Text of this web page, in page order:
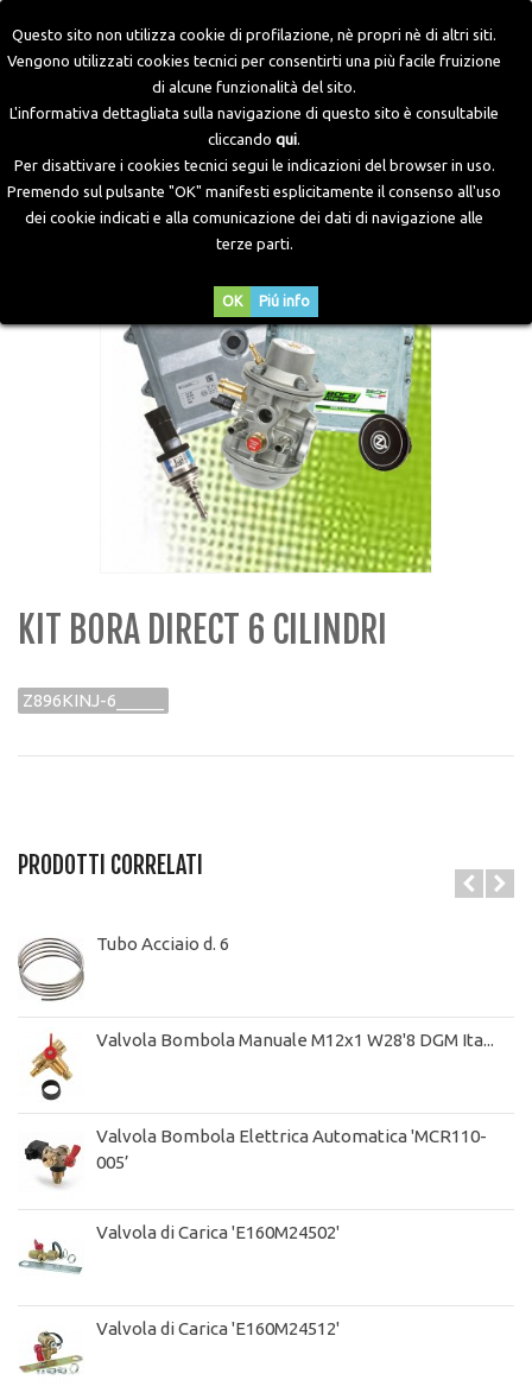
Questo sito non utilizza cookie di profilazione, nè propri nè di altri siti.
Vengono utilizzati cookies tecnici per consentirti una più facile fruizione
di alcune funzionalità del sito.
L'informativa dettagliata sulla navigazione di questo sito è consultabile
cliccando qui.
Per disattivare i cookies tecnici segui le indicazioni del browser in uso.
Premendo sul pulsante "OK" manifesti esplicitamente il consenso all'uso
dei cookie indicati e alla comunicazione dei dati di navigazione alle
terze parti.
OK Piú info
Kit Metano Iniezione Diretta Bora
Kit Bora
Direct 6 Cilindri
KIT BORA DIRECT 6 CILINDRI
Z896KINJ-6_____
PRODOTTI CORRELATI
Tubo Acciaio d. 6
Valvola Bombola Manuale M12x1 W28'8 DGM Ita...
Valvola Bombola Elettrica Automatica 'MCR110-
005’
Valvola di Carica 'E160M24502'
Valvola di Carica 'E160M24512'